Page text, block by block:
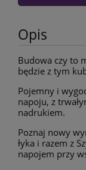
Opis
Budowa czy to
będzie z tym
Pojemny i
napoju, z
nadrukiem.
Poznaj nowy
łyka i razem z
napojem przy